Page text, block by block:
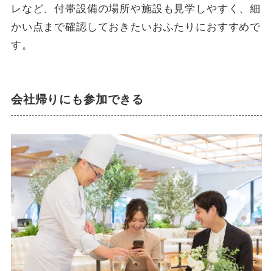
レなど、付帯設備の場所や施設も見学しやすく、細
かい点まで確認しておきたいおふたりにおすすめで
す。
会社帰りにも参加できる